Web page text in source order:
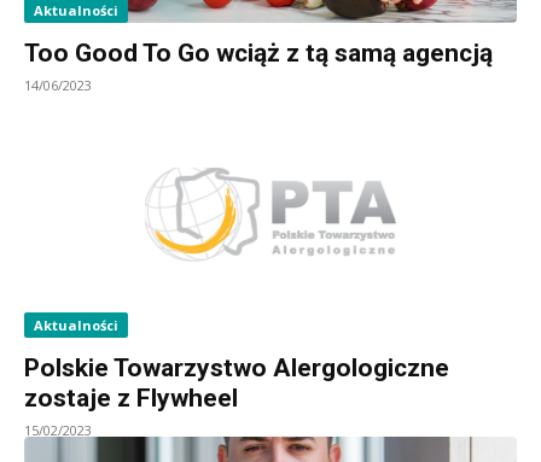
Aktualności
Too Good To Go wciąż z tą samą agencją
14/06/2023
Aktualności
Polskie Towarzystwo Alergologiczne
zostaje z Flywheel
15/02/2023